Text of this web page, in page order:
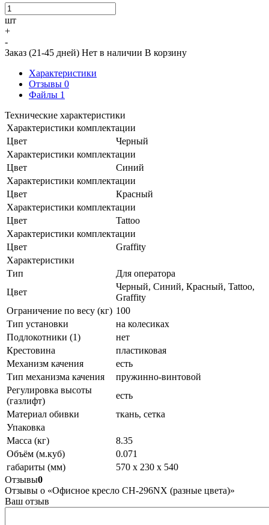
шт
+
-
Заказ (21-45 дней) Нет в наличии В корзину
Характеристики
Отзывы 0
Файлы 1
Технические характеристики
Характеристики комплектации
Цвет
Черный
Характеристики комплектации
Цвет
Синий
Характеристики комплектации
Цвет
Красный
Характеристики комплектации
Цвет
Tattoo
Характеристики комплектации
Цвет
Graffity
Характеристики
Тип
Для оператора
Цвет
Черный, Синий, Красный, Tattoo,
Graffity
Ограничение по весу (кг) 100
Тип установки
на колесиках
Подлокотники (1)
нет
Крестовина
пластиковая
Механизм качения
есть
Тип механизма качения
пружинно-винтовой
Регулировка высоты
(газлифт)
есть
Материал обивки
ткань, сетка
Упаковка
Масса (кг)
8.35
Объём (м.куб)
0.071
габариты (мм)
570 x 230 x 540
Отзывы0
Отзывы о «Офисное кресло CH-296NX (разные цвета)»
Ваш отзыв